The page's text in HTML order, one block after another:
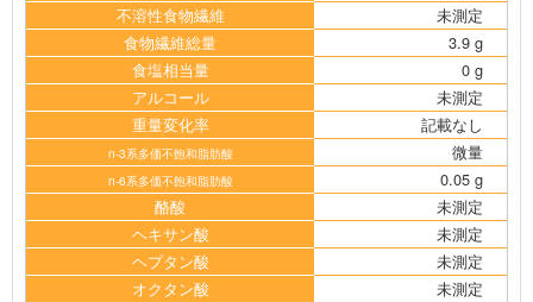
不溶性食物繊維
未測定
食物繊維総量
3.9 g
食塩相当量
0 g
アルコール
未測定
重量変化率
記載なし
n-3系多価不飽和脂肪酸 微量
n-6系多価不飽和脂肪酸
0.05 g
酪酸
未測定
ヘキサン酸
未測定
ヘプタン酸
未測定
オクタン酸
未測定